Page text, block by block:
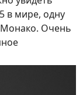
в мире, одну
Монако. Очень